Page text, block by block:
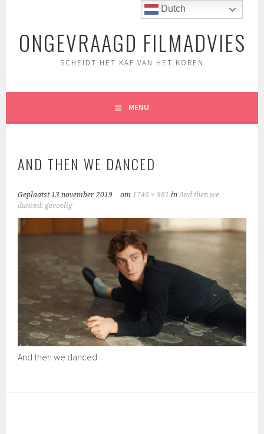
inhoudONGEVRAAGD FILMADVIES
SCHEIDT HET KAF VAN HET KOREN
MENU
AND THEN WE DANCED
Geplaatst13 november 2019 om1746 × 981 inAnd then we
danced: gevoelig
And then we danced
Dutch